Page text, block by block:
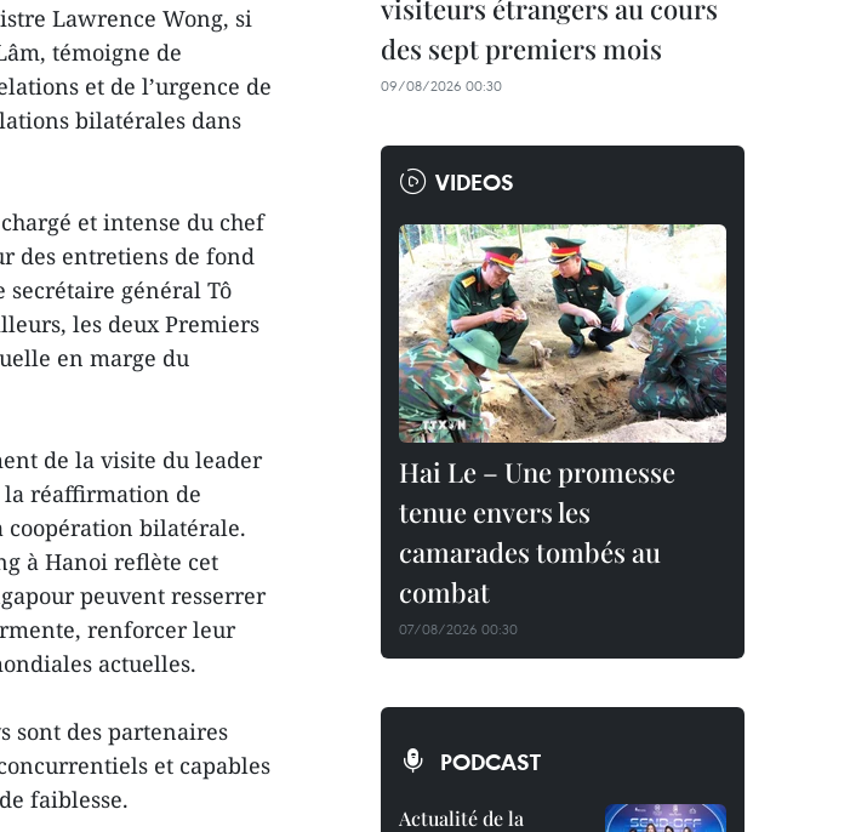
Lawrence Wong, si
témoigne de
et de l’urgence de
bilatérales dans
et intense du chef
des entretiens de fond
général Tô
les deux Premiers
en marge du
de la visite du leader
la réaffirmation de
coopération bilatérale.
à Hanoi reflète cet
peuvent resserrer
renforcer leur
actuelles.
sont des partenaires
et capables
faiblesse.
visiteurs étrangers au cours
des sept premiers mois
09/08/2026 00:30
VIDEOS
Hai Le – Une promesse
tenue envers les
camarades tombés au
combat
07/08/2026 00:30
PODCAST
Actualité de la